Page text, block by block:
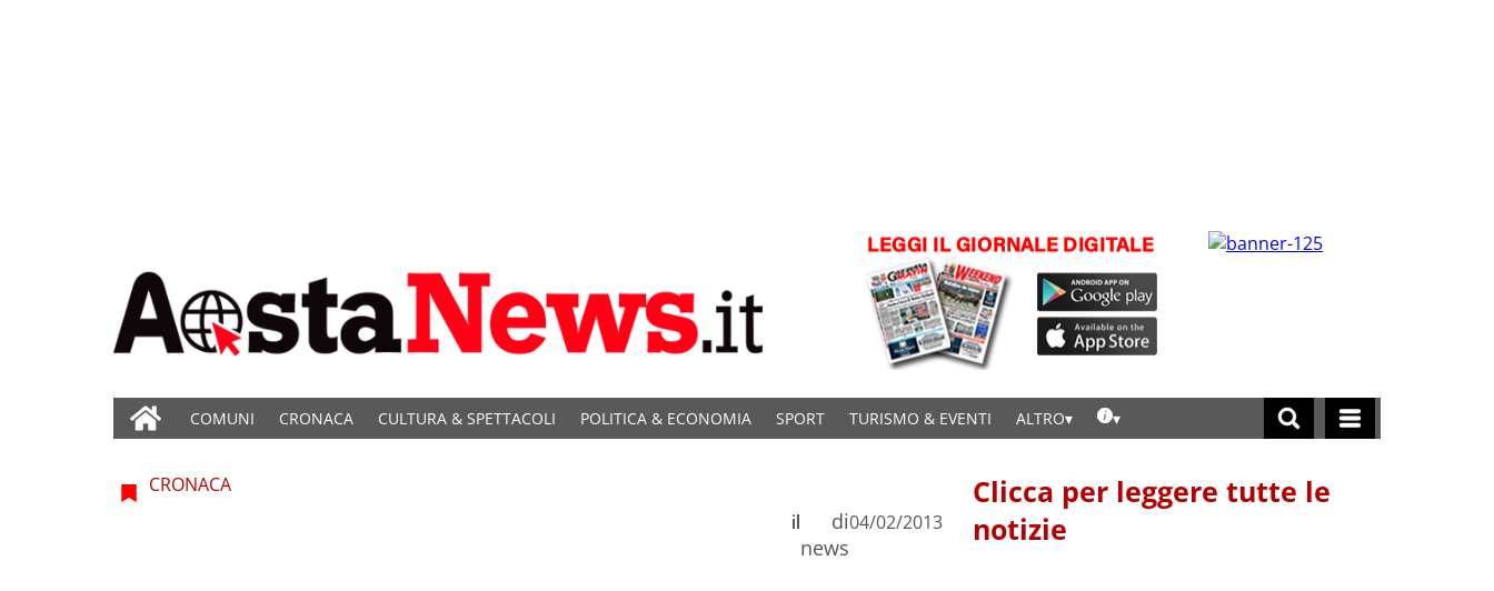
COMUNI CRONACA CULTURA & SPETTACOLI POLITICA & ECONOMIA SPORT TURISMO & EVENTI ALTRO
CRONACA
di
news
il 04/02/2013
Clicca per leggere tutte le
notizie